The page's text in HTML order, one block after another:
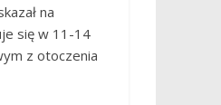
na
się w 11-14
z otoczenia